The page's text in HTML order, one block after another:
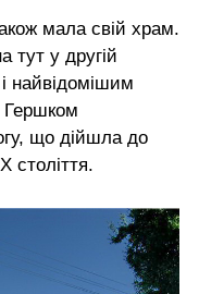
мала свій храм.
тут у другій
найвідомішим
Гершком
що дійшла до
століття.